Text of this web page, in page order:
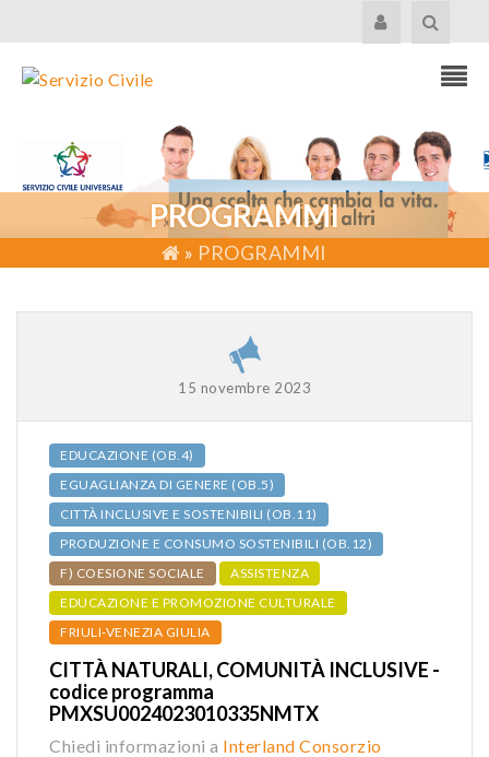
PROGRAMMI
» PROGRAMMI
15 novembre 2023
EDUCAZIONE (OB.4)
EGUAGLIANZA DI GENERE (OB.5)
CITTÀ INCLUSIVE E SOSTENIBILI (OB.11)
PRODUZIONE E CONSUMO SOSTENIBILI (OB.12)
F) COESIONE SOCIALE
ASSISTENZA
EDUCAZIONE E PROMOZIONE CULTURALE
FRIULI-VENEZIA GIULIA
CITTÀ NATURALI, COMUNITÀ INCLUSIVE -
codice programma
PMXSU0024023010335NMTX
Chiedi informazioni a Interland Consorzio